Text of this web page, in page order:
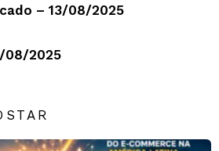
– 13/08/2025
08/2025